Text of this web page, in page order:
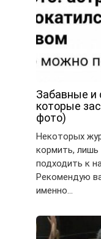
Забавные и
которые
фото)
Некоторых
кормить, лишь
подходить к
Рекомендую
именно…